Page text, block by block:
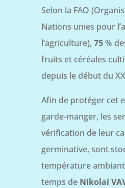
Selon la FAO
Nations unies pour
l’agriculture), 75%
fruits et céréales
depuis le début du XX
Afin de protéger cet
garde-manger, les
vérification de leur
germinative, sont
température
temps de Nikolaï